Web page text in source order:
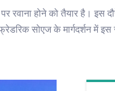
होने को तैयार है। इस
सोएज के मार्गदर्शन में इस